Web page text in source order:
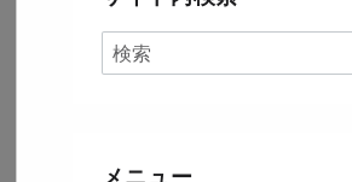
メニュー